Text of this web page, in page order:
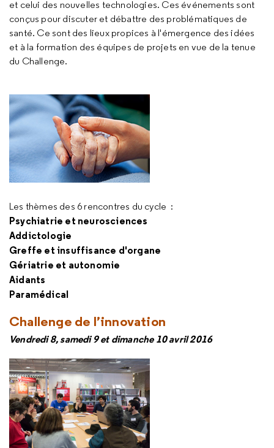
et celui des nouvelles technologies. Ces événements sont
conçus pour discuter et débattre des problématiques de
santé. Ce sont des lieux propices à l'émergence des idées
et à la formation des équipes de projets en vue de la tenue
du Challenge.
Les thèmes des 6 rencontres du cycle :
Psychiatrie et neurosciences
Addictologie
Greffe et insuffisance d'organe
Gériatrie et autonomie
Aidants
Paramédical
Challenge de l’innovation
Vendredi 8, samedi 9 et dimanche 10 avril 2016